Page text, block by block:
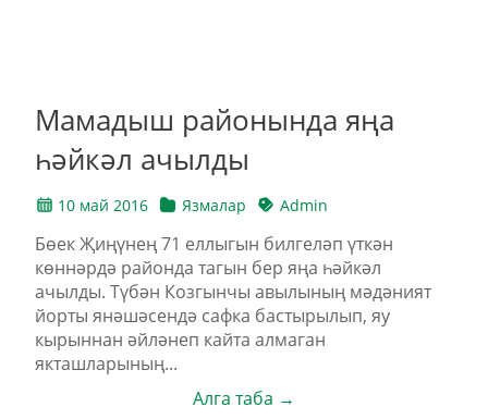
Мамадыш районында яңа
һәйкәл ачылды
10 май 2016 Язмалар Admin
Бөек Җиңүнең 71 еллыгын билгеләп үткән
көннәрдә районда тагын бер яңа һәйкәл
ачылды. Түбән Козгынчы авылының мәдәният
йорты янәшәсендә сафка бастырылып, яу
кырыннан әйләнеп кайта алмаган
якташларының...
Алга таба →